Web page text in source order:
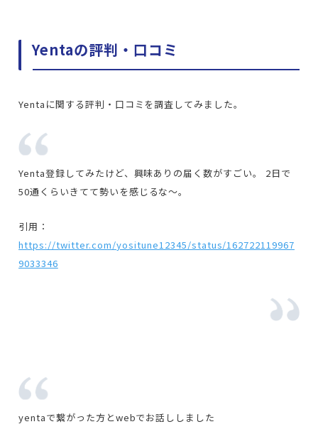
Yentaの評判・口コミ
Yentaに関する評判・口コミを調査してみました。
Yenta登録してみたけど、興味ありの届く数がすごい。 2日で
50通くらいきてて勢いを感じるな〜。
引用：
https://twitter.com/yositune12345/status/162722119967
9033346
yentaで繋がった方とwebでお話ししました